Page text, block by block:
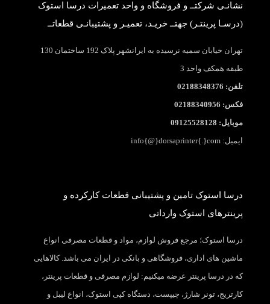
نشانـی شرکتــ و فروشگاه و واحد تعمیرات درسا استوک
(درسـا پرینتـر) جهتــ خریـد، تعمیـر و پشتیبانـی قطعاتــ
تهران خیابان سمیه نرسیده به ایرانشهر پلاک 192 ساختمان 130
طبقه همکف واحد 3
تلفن: 02188348376
فکس: 02188340956
موبایل: 09125528128
ایمیل: info{@}dorsaprinter{.}com
درسا استوک تامین و پشتیبانی قطعات کارکرده و
پرینترهای استوک وارداتی
درسا استوک؛ مرجع فروش لوازم، مواد و قطعات مصرفی انواع
ماشین های اداری، فروشگاهی و بانکی در ایران می باشد. کالاهایی
که در درسا پرینتر عرضه میکنیم: لوازم مصرفی و قطعات پرینتر،
کارتریج، تونر شارژ، چیپست، دستگاه کپی استوک، انواع لیبل و